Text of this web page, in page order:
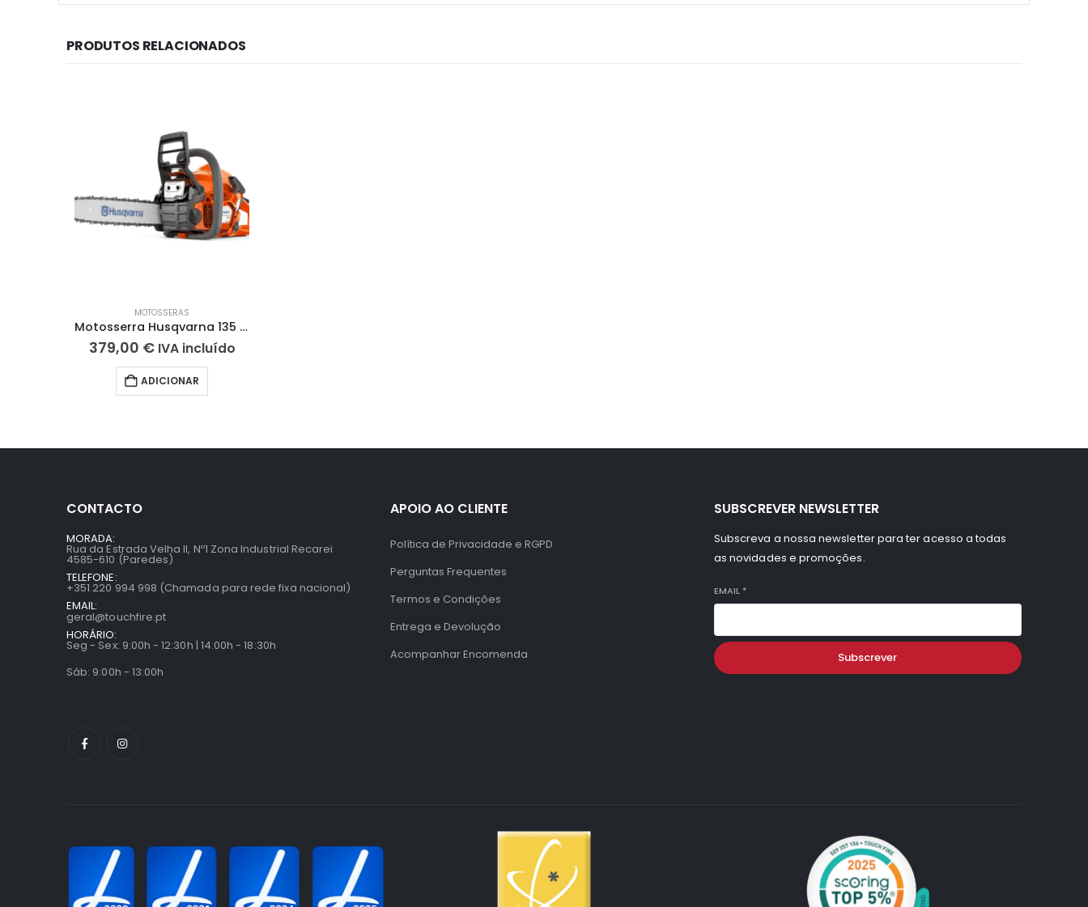
PRODUTOS RELACIONADOS
MOTOSSERAS
Motosserra Husqvarna 135 Mark II
379,00 € IVA incluído
ADICIONAR
CONTACTO
MORADA:
Rua da Estrada Velha II, Nº1 Zona Industrial Recarei
4585-610 (Paredes)
TELEFONE:
+351 220 994 998 (Chamada para rede fixa nacional)
EMAIL:
geral@touchfire.pt
HORÁRIO:
Seg - Sex: 9:00h - 12:30h | 14:00h - 18:30h
Sáb: 9:00h - 13:00h
APOIO AO CLIENTE
Política de Privacidade e RGPD
Perguntas Frequentes
Termos e Condições
Entrega e Devolução
Acompanhar Encomenda
SUBSCREVER NEWSLETTER
Subscreva a nossa newsletter para ter acesso a todas
as novidades e promoções.
EMAIL *
Subscrever